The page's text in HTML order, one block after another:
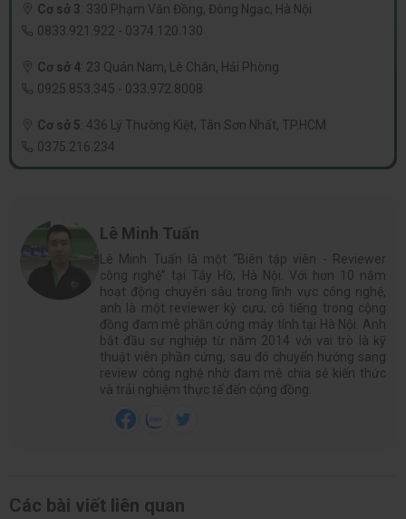
Cơ sở 3: 330 Phạm Văn Đồng, Đông Ngạc, Hà Nội
0833.921.922 - 0374.120.130
Cơ sở 4: 23 Quán Nam, Lê Chân, Hải Phòng
0925.853.345 - 033.972.8008
Cơ sở 5: 436 Lý Thường Kiệt, Tân Sơn Nhất, TP.HCM
0375.216.234
Lê Minh Tuấn
Lê Minh Tuấn là một “Biên tập viên - Reviewer
công nghệ” tại Tây Hồ, Hà Nội. Với hơn 10 năm
hoạt động chuyên sâu trong lĩnh vực công nghệ,
anh là một reviewer kỳ cựu, có tiếng trong cộng
đồng đam mê phần cứng máy tính tại Hà Nội. Anh
bắt đầu sự nghiệp từ năm 2014 với vai trò là kỹ
thuật viên phần cứng, sau đó chuyển hướng sang
review công nghệ nhờ đam mê chia sẻ kiến thức
và trải nghiệm thực tế đến cộng đồng.
Các bài viết liên quan